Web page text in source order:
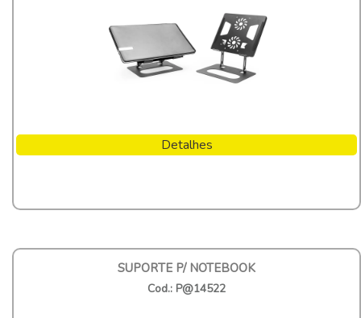
Detalhes
SUPORTE P/ NOTEBOOK
Cod.: P@14522